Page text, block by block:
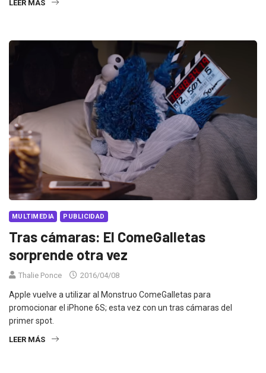
LEER MÁS
MULTIMEDIA PUBLICIDAD
Tras cámaras: El ComeGalletas
sorprende otra vez
Thalie Ponce 2016/04/08
Apple vuelve a utilizar al Monstruo ComeGalletas para
promocionar el iPhone 6S; esta vez con un tras cámaras del
primer spot.
LEER MÁS